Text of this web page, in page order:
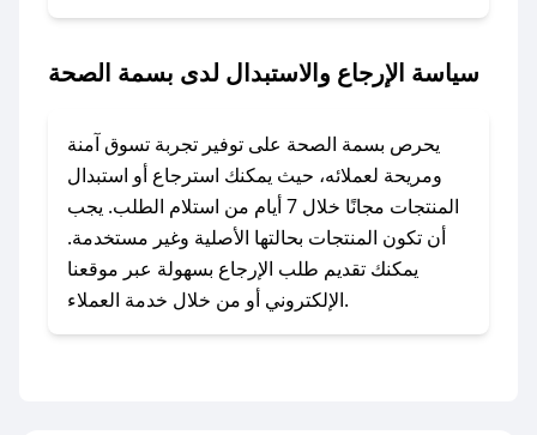
المفضل؟
مراسلتنا مباشرة وسنعمل على توفير الكوبونات في
### كيف تحصل على كوبونات خصم حصرية من
بسمة الصحة؟
للحصول على كوبونات وخصومات حصرية، قم بما
يلي:
- اضغط على أيقونة متابعة لمتجر بسمة الصحة في
سياسة الإرجاع والاستبدال لدى بسمة الصحة
يحرص بسمة الصحة على توفير تجربة تسوق آمنة
ومريحة لعملائه، حيث يمكنك استرجاع أو استبدال
المنتجات مجانًا خلال 7 أيام من استلام الطلب. يجب
أن تكون المنتجات بحالتها الأصلية وغير مستخدمة.
يمكنك تقديم طلب الإرجاع بسهولة عبر موقعنا
الإلكتروني أو من خلال خدمة العملاء.